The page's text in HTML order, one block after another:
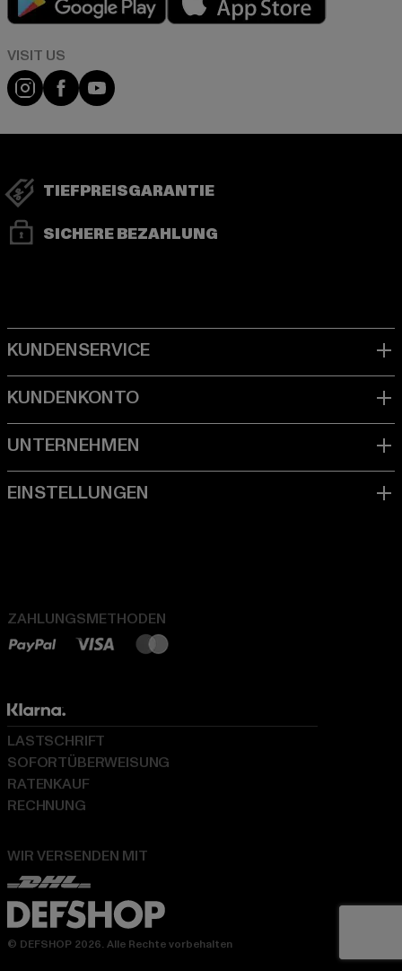
Visit our Instagram page:
Visit our Facebook page:
Visit our YouTube channel:
TIEFPREISGARANTIE
SICHERE BEZAHLUNG
ZAHLUNGSMETHODEN
WIR VERSENDEN MIT
LASTSCHRIFT
SOFORTÜBERWEISUNG
RATENKAUF
RECHNUNG
© DEFSHOP 2026. Alle Rechte vorbehalten